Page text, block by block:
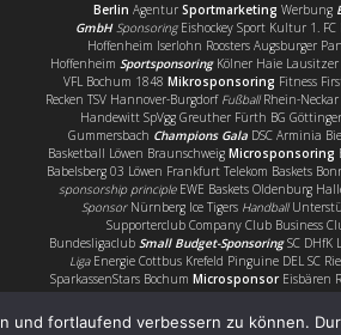
Berlin AgenturSportmarketing Werbung
GmbH SponsoringEishockey Sport Kultur 1. FC
Hoffenheim Iserlohn Roosters Augsburger
Hoffenheim SportsponsoringKölner Haie Lausitzer
VFL Bochum 1848Mikrosponsoring Fitness
Recken TSV Hannover-Burgdorf FußballRhein-Neckar
Handewitt SpVgg Greuther Fürth BG
Gummersbach Champions GalaDSC Arminia
Basketball Löwen Braunschweig Microsponsoring
Babelsberg 03 Löwen Frankfurt Telekom Baskets
sponsorship principleEWE Baskets Oldenburg
SponsorNürnberg Ice Tigers Handball
Supporterclub Company Club Business
Bundesligaclub Small Budget-SponsoringSC DHfK
LigaEnergie Cottbus Krefeld Pinguine DEL SC
SparkassenStars Bochum MicrosponsorEisbären
Essen elf5 Jena Handballbundesliga VfB Lübeck
Zwickau Service Nachwuchsförderer
und fortlaufend verbessern zu können.